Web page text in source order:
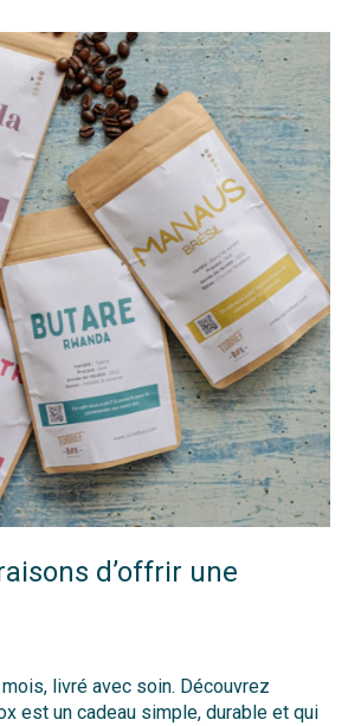
d’offrir une
livré avec soin. Découvrez
est un cadeau simple, durable et qui